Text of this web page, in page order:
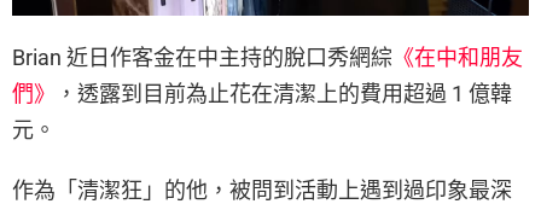
Brian 近日作客金在中主持的脫口秀網綜 《在中和朋友
們》
，透露到目前為止花在清潔上的費用超過 1 億韓
元。
作為「清潔狂」的他，被問到活動上遇到過印象最深